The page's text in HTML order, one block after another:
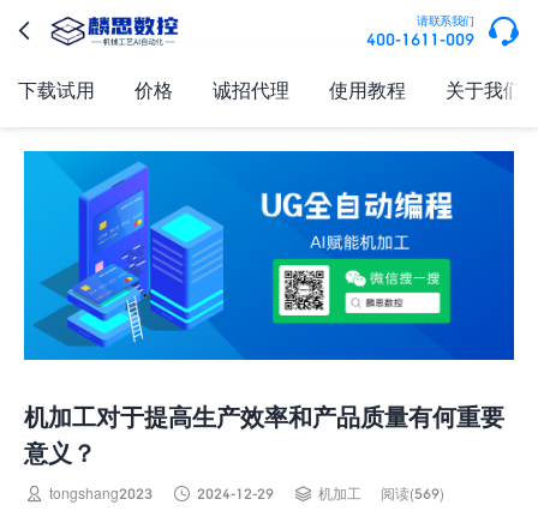
 请联系我们
400-1611-009 
下载试用 价格 诚招代理 使用教程 关于我们
机加工对于提高生产效率和产品质量有何重要
意义？
 tongshang2023  2024-12-29  机加工 阅读(569)